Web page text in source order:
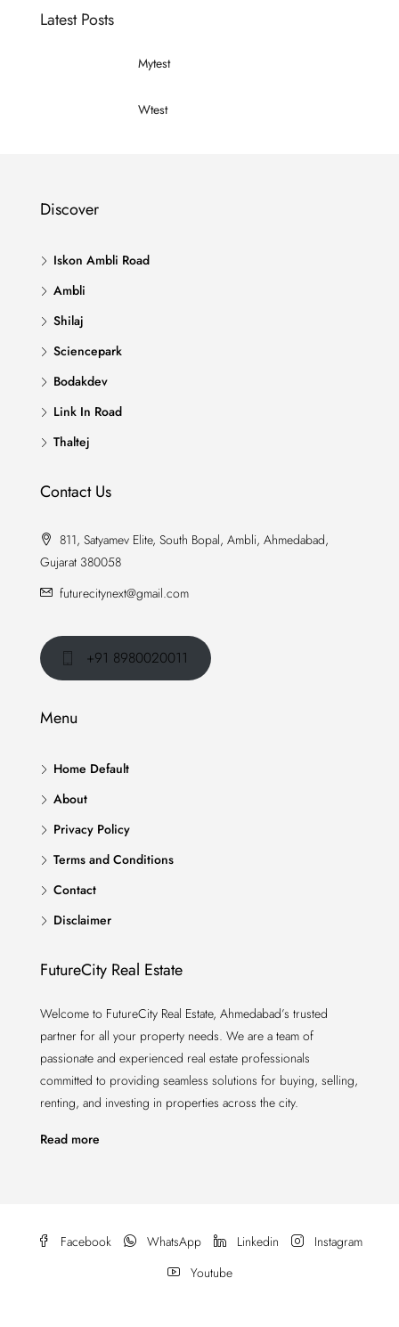
Latest Posts
Mytest
Wtest
Discover
Iskon Ambli Road
Ambli
Shilaj
Sciencepark
Bodakdev
Link In Road
Thaltej
Contact Us
811, Satyamev Elite, South Bopal, Ambli, Ahmedabad,
Gujarat 380058
futurecitynext@gmail.com
+91 8980020011
Menu
Home Default
About
Privacy Policy
Terms and Conditions
Contact
Disclaimer
FutureCity Real Estate
Welcome to FutureCity Real Estate, Ahmedabad’s trusted
partner for all your property needs. We are a team of
passionate and experienced real estate professionals
committed to providing seamless solutions for buying, selling,
renting, and investing in properties across the city.
Read more
Facebook WhatsApp Linkedin
Instagram
Youtube